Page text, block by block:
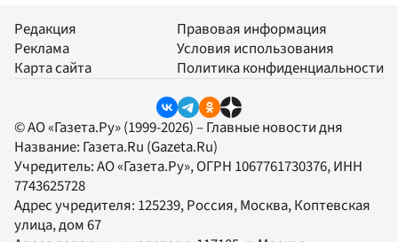
Редакция
Реклама
Карта сайта
Правовая информация
Условия использования
Политика конфиденциальности
© АО «Газета.Ру» (1999-2026) – Главные новости дня
Название: Газета.Ru (Gazeta.Ru)
Учредитель:АО «Газета.Ру», ОГРН 1067761730376, ИНН
7743625728
Адрес учредителя: 125239, Россия, Москва, Коптевская
улица, дом 67